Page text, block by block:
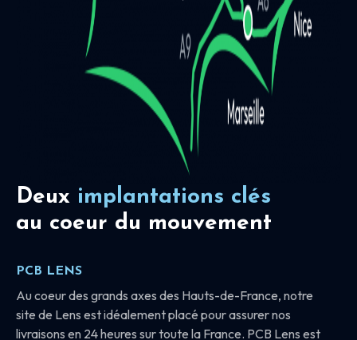
Deux implantations clés
au coeur du mouvement
PCB LENS
Au coeur des grands axes des Hauts-de-France, notre
site de Lens est idéalement placé pour assurer nos
livraisons en 24 heures sur toute la France. PCB Lens est